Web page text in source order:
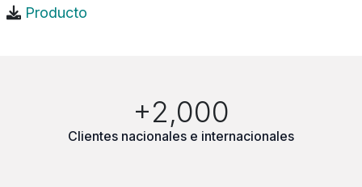
Producto
+2,000
Clientes nacionales e internacionales